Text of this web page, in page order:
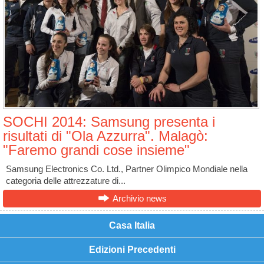
SOCHI 2014: Samsung presenta i
risultati di "Ola Azzurra". Malagò:
"Faremo grandi cose insieme"
Samsung Electronics Co. Ltd., Partner Olimpico Mondiale nella
categoria delle attrezzature di...
Archivio news
Casa Italia
Edizioni Precedenti